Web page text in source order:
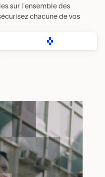
sur l'ensemble des
chacune de vos